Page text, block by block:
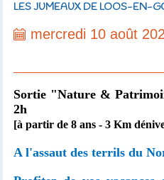
LES JUMEAUX DE LOOS-EN-
mercredi 10 août
Sortie "Nature &
2h
[à partir de 8 ans - 3 Km
A l'assaut des terrils du